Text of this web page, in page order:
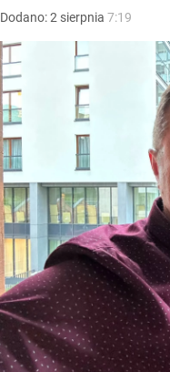
Dodano:2 sierpnia 7:19